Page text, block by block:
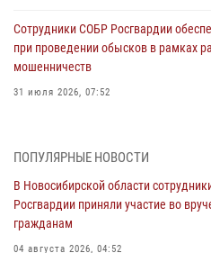
Сотрудники СОБР Росгвардии
при проведении обысков в рамках
мошенничеств
31 июля 2026, 07:52
При силовой поддержке бойцов
пресечена деятельность группы
в сфере страхования
ПОПУЛЯРНЫЕ НОВОСТИ
В Новосибирской области
Росгвардии приняли участие во
гражданам
04 августа 2026, 04:52